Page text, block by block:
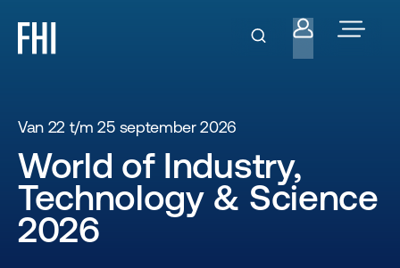
Van 22 t/m 25 september 2026
World of Industry,
Technology & Science
2026